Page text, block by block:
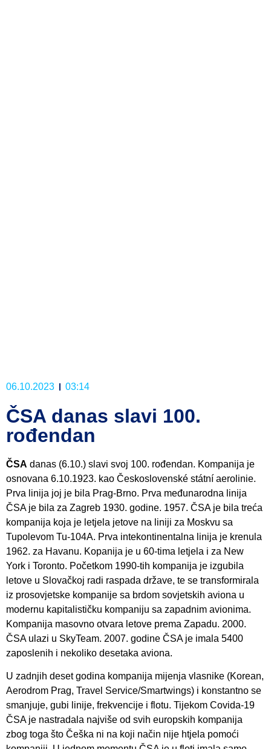
06.10.2023 03:14
ČSA danas slavi 100.
rođendan
ČSA danas (6.10.) slavi svoj 100. rođendan. Kompanija je
osnovana 6.10.1923. kao Československé státní aerolinie.
Prva linija joj je bila Prag-Brno. Prva međunarodna linija
ČSA je bila za Zagreb 1930. godine. 1957. ČSA je bila treća
kompanija koja je letjela jetove na liniji za Moskvu sa
Tupolevom Tu-104A. Prva intekontinentalna linija je krenula
1962. za Havanu. Kopanija je u 60-tima letjela i za New
York i Toronto. Početkom 1990-tih kompanija je izgubila
letove u Slovačkoj radi raspada države, te se transformirala
iz prosovjetske kompanije sa brdom sovjetskih aviona u
modernu kapitalističku kompaniju sa zapadnim avionima.
Kompanija masovno otvara letove prema Zapadu. 2000.
ČSA ulazi u SkyTeam. 2007. godine ČSA je imala 5400
zaposlenih i nekoliko desetaka aviona.
U zadnjih deset godina kompanija mijenja vlasnike (Korean,
Aerodrom Prag, Travel Service/Smartwings) i konstantno se
smanjuje, gubi linije, frekvencije i flotu. Tijekom Covida-19
ČSA je nastradala najviše od svih europskih kompanija
zbog toga što Češka ni na koji način nije htjela pomoći